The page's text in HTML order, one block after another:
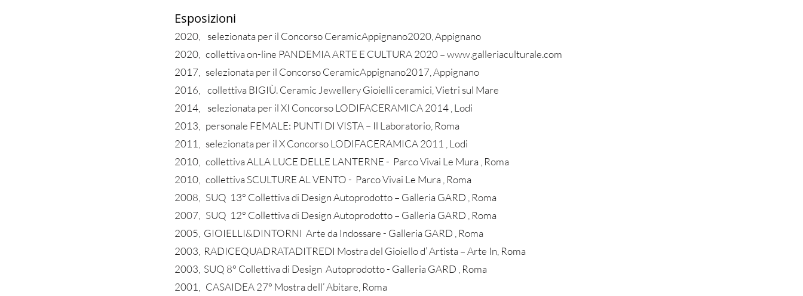
Esposizioni
2020, selezionata per il Concorso CeramicAppignano2020, Appignano
2020, collettiva on-line PANDEMIA ARTE E CULTURA 2020 –www.galleriaculturale.com
2017, selezionata per il Concorso CeramicAppignano2017, Appignano
2016, collettiva BIGIÙ. Ceramic Jewellery Gioielli ceramici, Vietri sul Mare
2014, selezionata per il XI Concorso LODIFACERAMICA 2014 , Lodi
2013, personale FEMALE: PUNTI DI VISTA – Il Laboratorio, Roma
2011, selezionata per il X Concorso LODIFACERAMICA 2011 , Lodi
2010, collettiva ALLA LUCE DELLE LANTERNE - Parco Vivai Le Mura , Roma
2010, collettiva SCULTURE AL VENTO - Parco Vivai Le Mura , Roma
2008, SUQ 13° Collettiva di Design Autoprodotto – Galleria GARD , Roma
2007, SUQ 12° Collettiva di Design Autoprodotto – Galleria GARD , Roma
2005, GIOIELLI&DINTORNI Arte da Indossare - Galleria GARD , Roma
2003, RADICEQUADRATADITREDI Mostra del Gioiello d’ Artista – Arte In, Roma
2003, SUQ 8° Collettiva di Design Autoprodotto - Galleria GARD , Roma
2001, CASAIDEA 27° Mostra dell’ Abitare, Roma